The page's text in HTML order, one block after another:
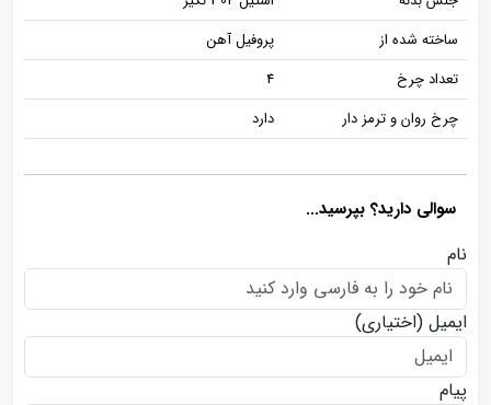
ساخته شده از
پروفیل آهن
تعداد چرخ
4
چرخ روان و ترمز دار
دارد
سوالی دارید؟ بپرسید...
نام
ایمیل (اختیاری)
پیام